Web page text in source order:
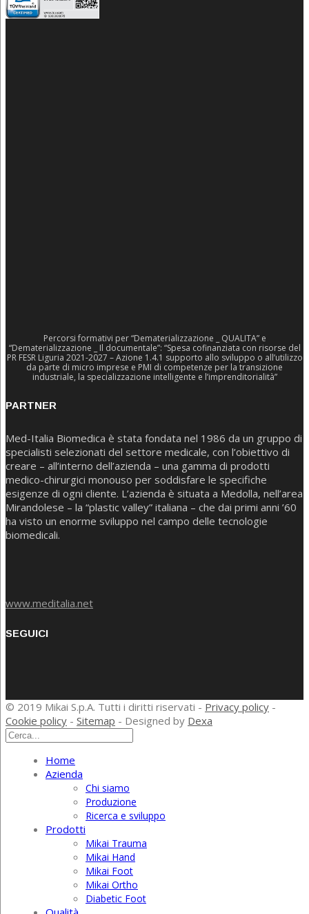
Percorsi formativi per “Dematerializzazione _ QUALITA” e
“Dematerializzazione _ Il documentale”: “Spesa cofinanziata con risorse del
PR FESR Liguria 2021-2027 – Azione 1.4.1 supporto allo sviluppo o all’utilizzo
da parte di micro imprese e PMI di competenze per la transizione
industriale, la specializzazione intelligente e l’imprenditorialità”
PARTNER
Med-Italia Biomedica è stata fondata nel 1986 da un gruppo di
specialisti selezionati del settore medicale, con l’obiettivo di
creare – all’interno dell’azienda – una gamma di prodotti
medico-chirurgici monouso per soddisfare le specifiche
esigenze di ogni cliente. L’azienda è situata a Medolla, nell’area
Mirandolese – la “plastic valley” italiana – che dai primi anni ’60
ha visto un enorme sviluppo nel campo delle tecnologie
biomedicali.
www.meditalia.net
SEGUICI
© 2019 Mikai S.p.A. Tutti i diritti riservati - Privacy policy -
Cookie policy - Sitemap - Designed by Dexa
Home
Azienda
Chi siamo
Produzione
Ricerca e sviluppo
Prodotti
Mikai Trauma
Mikai Hand
Mikai Foot
Mikai Ortho
Diabetic Foot